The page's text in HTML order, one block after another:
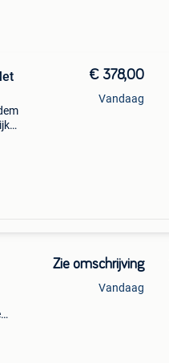
€ 378,00
Vandaag
Zie omschrijving
Vandaag